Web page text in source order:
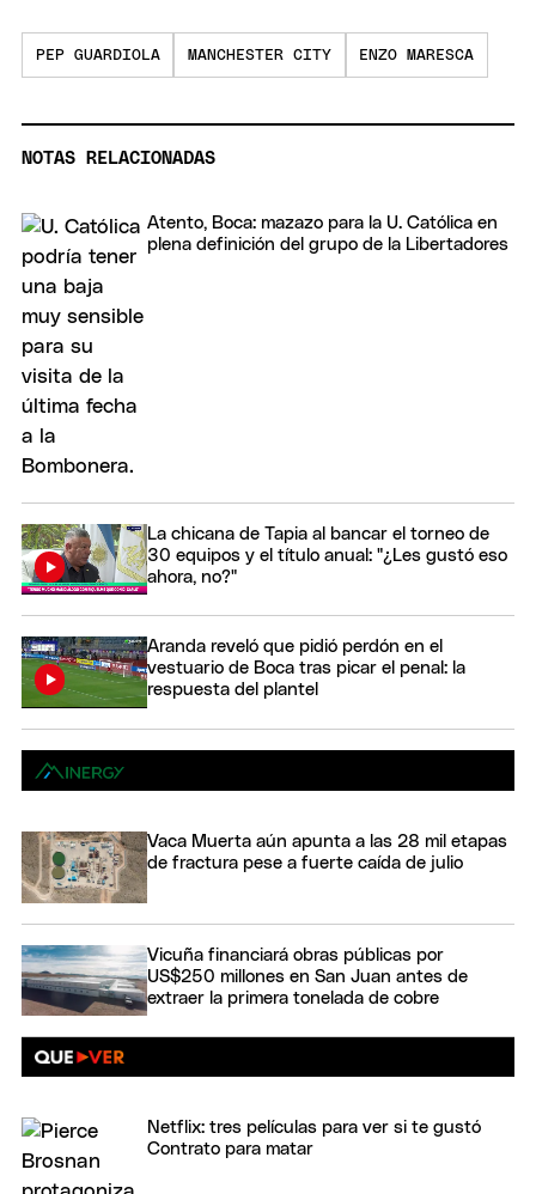
PEP GUARDIOLA MANCHESTER CITY ENZO MARESCA
NOTAS RELACIONADAS
Atento, Boca: mazazo para la U. Católica en
plena definición del grupo de la Libertadores
La chicana de Tapia al bancar el torneo de
30 equipos y el título anual: "¿Les gustó eso
ahora, no?"
Aranda reveló que pidió perdón en el
vestuario de Boca tras picar el penal: la
respuesta del plantel
Vaca Muerta aún apunta a las 28 mil etapas
de fractura pese a fuerte caída de julio
Vicuña financiará obras públicas por
US$250 millones en San Juan antes de
extraer la primera tonelada de cobre
Netflix: tres películas para ver si te gustó
Contrato para matar